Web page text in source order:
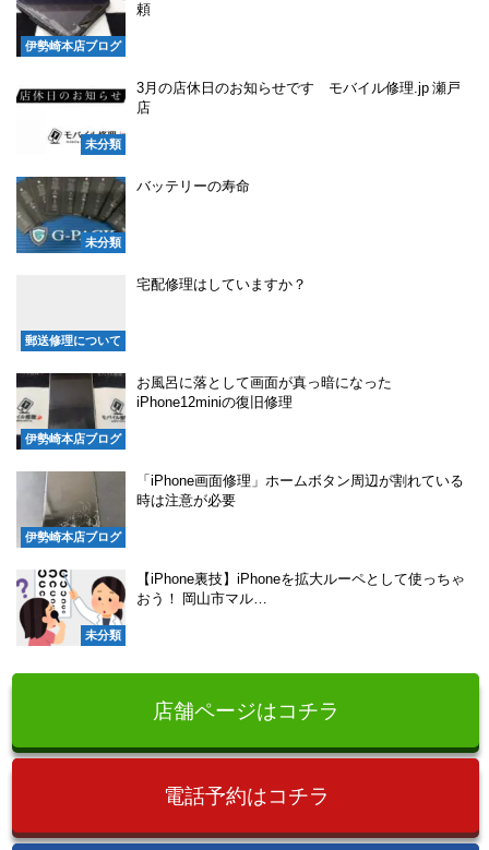
伊勢崎本店ブログ
頼
未分類
3月の店休日のお知らせです モバイル修理.jp 瀬戸
店
未分類
バッテリーの寿命
郵送修理について
宅配修理はしていますか？
伊勢崎本店ブログ
お風呂に落として画面が真っ暗になった
iPhone12miniの復旧修理
伊勢崎本店ブログ
「iPhone画面修理」ホームボタン周辺が割れている
時は注意が必要
未分類
【iPhone裏技】iPhoneを拡大ルーペとして使っちゃ
おう！ 岡山市マル…
店舗ページはコチラ
電話予約はコチラ